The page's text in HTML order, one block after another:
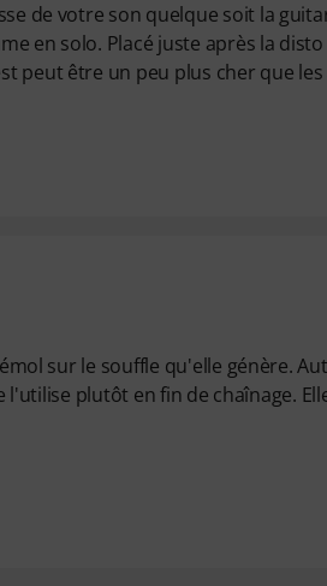
de votre son quelque soit la
en solo. Placé juste après la
peut être un peu plus cher que
sur le souffle qu'elle génère.
plutôt en fin de chaînage.